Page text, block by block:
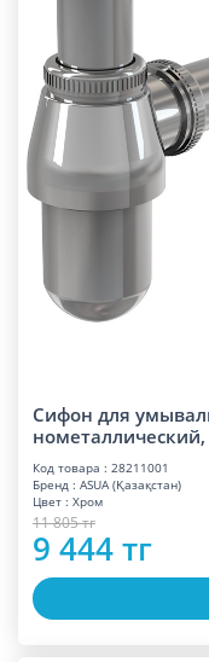
Сифон для
Код товара : 28211001
Бренд : ASUA (Қазақстан)
Цвет : Хром
11 805 тг
9 444 тг